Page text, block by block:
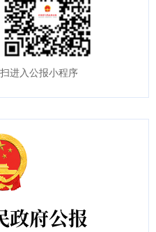
进入公报小程序
政府公报